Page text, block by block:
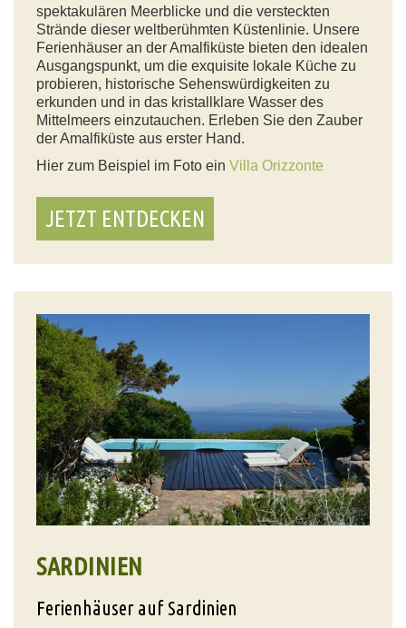
spektakulären Meerblicke und die versteckten
Strände dieser weltberühmten Küstenlinie. Unsere
Ferienhäuser an der Amalfiküste bieten den idealen
Ausgangspunkt, um die exquisite lokale Küche zu
probieren, historische Sehenswürdigkeiten zu
erkunden und in das kristallklare Wasser des
Mittelmeers einzutauchen. Erleben Sie den Zauber
der Amalfiküste aus erster Hand.
Hier zum Beispiel im Foto ein Villa Orizzonte
JETZT ENTDECKEN
SARDINIEN
Ferienhäuser auf Sardinien